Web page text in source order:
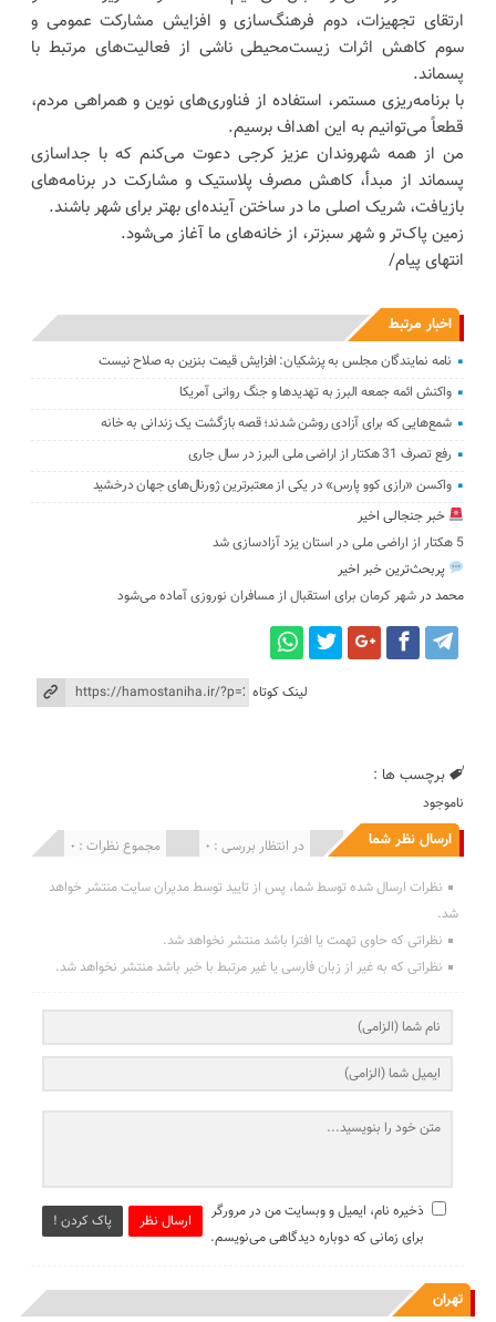
ارتقای تجهیزات، دوم فرهنگ‌سازی و افزایش مشارکت عمومی و
سوم کاهش اثرات زیست‌محیطی ناشی از فعالیت‌های مرتبط با
پسماند.
با برنامه‌ریزی مستمر، استفاده از فناوری‌های نوین و همراهی مردم،
قطعاً می‌توانیم به این اهداف برسیم.
من از همه شهروندان عزیز کرجی دعوت می‌کنم که با جداسازی
پسماند از مبدأ، کاهش مصرف پلاستیک و مشارکت در برنامه‌های
بازیافت، شریک اصلی ما در ساختن آینده‌ای بهتر برای شهر باشند.
زمین پاک‌تر و شهر سبزتر، از خانه‌های ما آغاز می‌شود.
انتهای پیام/
اخبار مرتبط
نامه نمایندگان مجلس به پزشکیان: افزایش قیمت بنزین به صلاح نیست
واکنش ائمه جمعه البرز به تهدیدها و جنگ روانی آمریکا
شمع‌هایی که ‌برای آزادی روشن شدند؛ قصه بازگشت یک زندانی به خانه
رفع تصرف 31 هکتار از اراضی ملی البرز در سال جاری
واکسن «رازی کوو پارس» در یکی از معتبرترین ژورنال‌های جهان درخشید
خبر جنجالی اخیر
5 هکتار از اراضی ملی در استان یز‌د آزادسازی شد
پربحث‌ترین خبر اخیر
محمد درشهر کرمان برای استقبال از مسافران نوروزی آماده می‌شود
لینک کوتاه
برچسب ها :
ناموجود
ارسال نظر شما مجموع نظرات : 0 در انتظار بررسی : 0 انتشار یافته : 0
نظرات ارسال شده توسط شما، پس از تایید توسط مدیران سایت منتشر خواهد
شد.
نظراتی که حاوی تهمت یا افترا باشد منتشر نخواهد شد.
نظراتی که به غیر از زبان فارسی یا غیر مرتبط با خبر باشد منتشر نخواهد شد.
ارسال نظر پاک کردن !
ذخیره نام، ایمیل و وبسایت من در مرورگر
برای زمانی که دوباره دیدگاهی می‌نویسم.
تهران